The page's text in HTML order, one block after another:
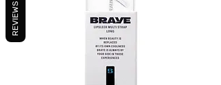
REVIEWS